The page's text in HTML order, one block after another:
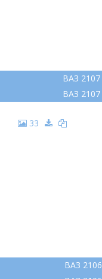
ВАЗ
ВАЗ
33
ВАЗ